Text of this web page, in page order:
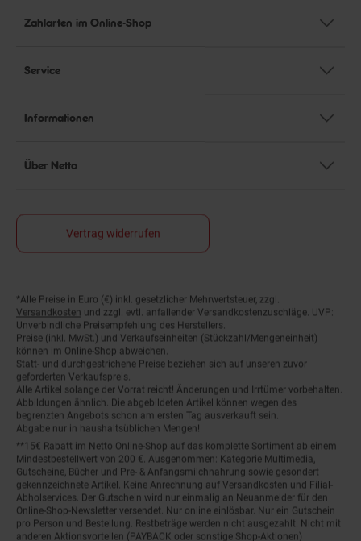
Zahlarten im Online-Shop
Service
Informationen
Über Netto
Vertrag widerrufen
Fußnoten
*Alle Preise in Euro (€) inkl. gesetzlicher Mehrwertsteuer, zzgl.
Versandkosten und zzgl. evtl. anfallender Versandkostenzuschläge. UVP:
Unverbindliche Preisempfehlung des Herstellers.
Preise (inkl. MwSt.) und Verkaufseinheiten (Stückzahl/Mengeneinheit)
können im Online-Shop abweichen.
Statt- und durchgestrichene Preise beziehen sich auf unseren zuvor
geforderten Verkaufspreis.
Alle Artikel solange der Vorrat reicht! Änderungen und Irrtümer vorbehalten.
Abbildungen ähnlich. Die abgebildeten Artikel können wegen des
begrenzten Angebots schon am ersten Tag ausverkauft sein.
Abgabe nur in haushaltsüblichen Mengen!
**15€ Rabatt im Netto Online-Shop auf das komplette Sortiment ab einem
Mindestbestellwert von 200 €. Ausgenommen: Kategorie Multimedia,
Gutscheine, Bücher und Pre- & Anfangsmilchnahrung sowie gesondert
gekennzeichnete Artikel. Keine Anrechnung auf Versandkosten und Filial-
Abholservices. Der Gutschein wird nur einmalig an Neuanmelder für den
Online-Shop-Newsletter versendet. Nur online einlösbar. Nur ein Gutschein
pro Person und Bestellung. Restbeträge werden nicht ausgezahlt. Nicht mit
anderen Aktionsvorteilen (PAYBACK oder sonstige Shop-Aktionen)